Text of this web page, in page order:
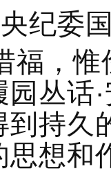
纪委
福，
丛话
到持久
思想和